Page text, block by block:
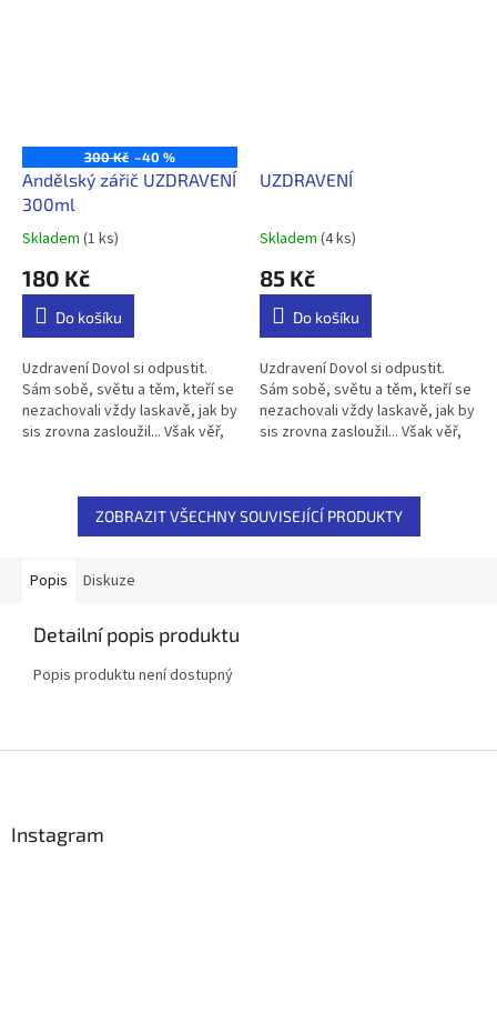
300 Kč –40 %
Andělský zářič UZDRAVENÍ
300ml
Průměrné
produktu
5,0
5
hvězdiček.
Skladem (1 ks)
180 Kč
Do košíku
Uzdravení Dovol si odpustit.
Sám sobě, světu a těm, kteří se
nezachovali vždy laskavě, jak by
sis zrovna zasloužil... Však věř,
UZDRAVENÍ
Průměrné
produktu
5,0
5
hvězdiček.
Skladem (4 ks)
85 Kč
Do košíku
Uzdravení Dovol si odpustit.
Sám sobě, světu a těm, kteří se
nezachovali vždy laskavě, jak by
sis zrovna zasloužil... Však věř,
ZOBRAZIT VŠECHNY SOUVISEJÍCÍ PRODUKTY
Popis Diskuze
Detailní popis produktu
Popis produktu není dostupný
Instagram